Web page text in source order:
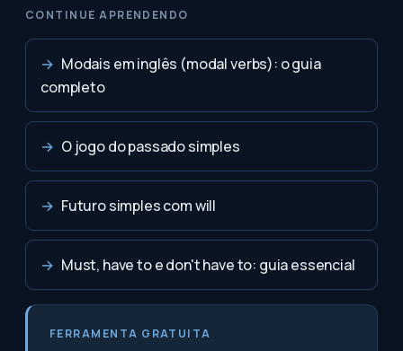
CONTINUE APRENDENDO
→ Modais em inglês (modal verbs): o guia
completo
→ O jogo do passado simples
→ Futuro simples com will
→ Must, have to e don't have to: guia essencial
FERRAMENTA GRATUITA